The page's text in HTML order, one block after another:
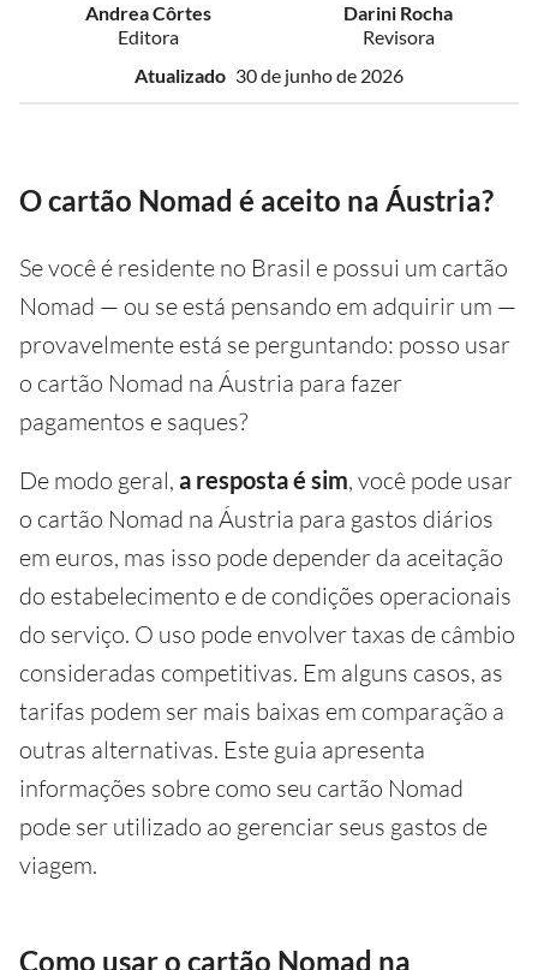
Andrea Côrtes
Editora
Darini Rocha
Revisora
Atualizado 30 de junho de 2026
O cartão Nomad é aceito na Áustria?
Se você é residente no Brasil e possui um cartão
Nomad — ou se está pensando em adquirir um —
provavelmente está se perguntando: posso usar
o cartão Nomad na Áustria para fazer
pagamentos e saques?
De modo geral, a resposta é sim, você pode usar
o cartão Nomad na Áustria para gastos diários
em euros, mas isso pode depender da aceitação
do estabelecimento e de condições operacionais
do serviço. O uso pode envolver taxas de câmbio
consideradas competitivas. Em alguns casos, as
tarifas podem ser mais baixas em comparação a
outras alternativas. Este guia apresenta
informações sobre como seu cartão Nomad
pode ser utilizado ao gerenciar seus gastos de
viagem.
Como usar o cartão Nomad na